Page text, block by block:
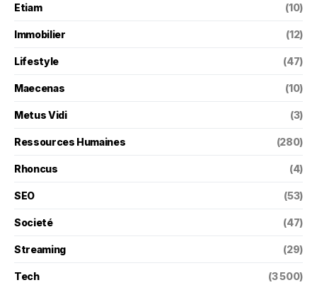
Etiam (10)
Immobilier (12)
Lifestyle (47)
Maecenas (10)
Metus Vidi (3)
Ressources Humaines (280)
Rhoncus (4)
SEO (53)
Societé (47)
Streaming (29)
Tech (3 500)